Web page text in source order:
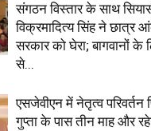
संगठन विस्तार के साथ
विक्रमादित्य सिंह ने छात्र
सरकार को घेरा; बागवानों
से...
एसजेवीएन में नेतृत्व
गुप्ता के पास तीन माह और